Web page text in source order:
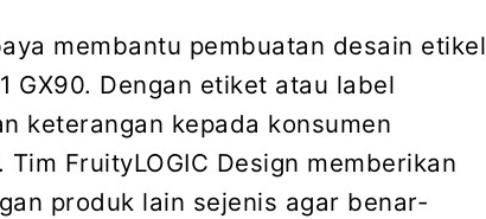
membantu pembuatan desain etikel
GX90. Dengan etiket atau label
keterangan kepada konsumen
FruityLOGIC Design memberikan
produk lain sejenis agar benar-